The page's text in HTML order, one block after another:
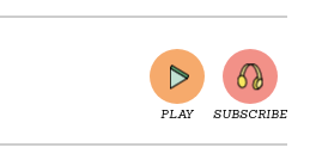
PLAY SUBSCRIBE